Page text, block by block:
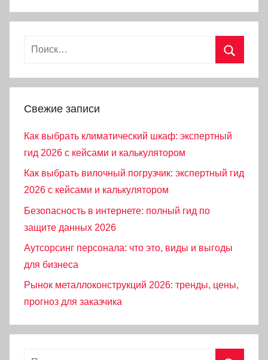
Найти:
Свежие записи
Как выбрать климатический шкаф: экспертный
гид 2026 с кейсами и калькулятором
Как выбрать вилочный погрузчик: экспертный гид
2026 с кейсами и калькулятором
Безопасность в интернете: полный гид по
защите данных 2026
Аутсорсинг персонала: что это, виды и выгоды
для бизнеса
Рынок металлоконструкций 2026: тренды, цены,
прогноз для заказчика
Найти: